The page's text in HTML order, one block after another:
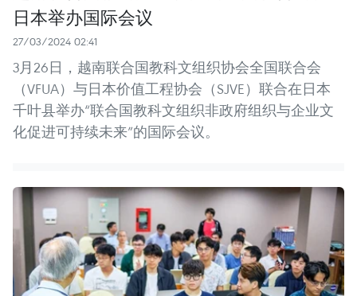
日本举办国际会议
27/03/2024 02:41
3月26日，越南联合国教科文组织协会全国联合会
（VFUA）与日本价值工程协会（SJVE）联合在日本
千叶县举办“联合国教科文组织非政府组织与企业文
化促进可持续未来”的国际会议。